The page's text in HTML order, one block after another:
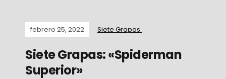
febrero 25, 2022 Siete Grapas.
Siete Grapas: «Spiderman
Superior»